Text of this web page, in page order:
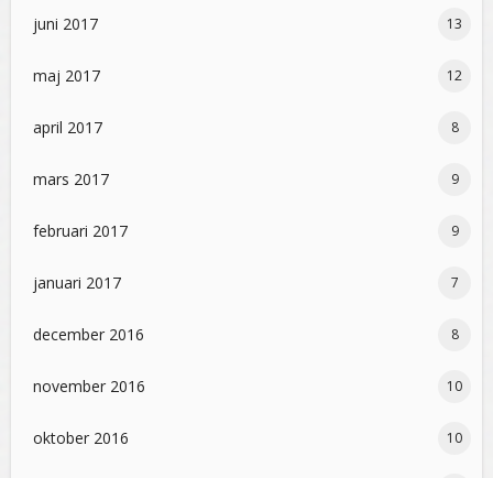
juni 2017 13
maj 2017 12
april 2017 8
mars 2017 9
februari 2017 9
januari 2017 7
december 2016 8
november 2016 10
oktober 2016 10